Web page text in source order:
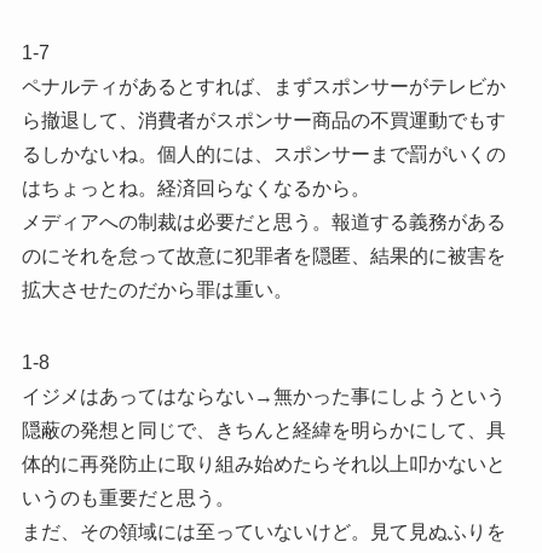
1-7
ペナルティがあるとすれば、まずスポンサーがテレビか
ら撤退して、消費者がスポンサー商品の不買運動でもす
るしかないね。個人的には、スポンサーまで罰がいくの
はちょっとね。経済回らなくなるから。
メディアへの制裁は必要だと思う。報道する義務がある
のにそれを怠って故意に犯罪者を隠匿、結果的に被害を
拡大させたのだから罪は重い。
1-8
イジメはあってはならない→無かった事にしようという
隠蔽の発想と同じで、きちんと経緯を明らかにして、具
体的に再発防止に取り組み始めたらそれ以上叩かないと
いうのも重要だと思う。
まだ、その領域には至っていないけど。見て見ぬふりを